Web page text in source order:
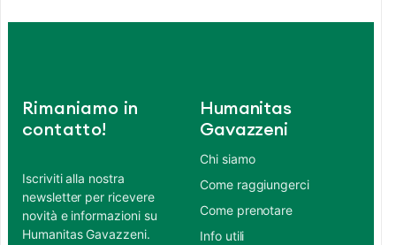
Rimaniamo in
contatto!
Iscriviti alla nostra
newsletter per ricevere
novità e informazioni su
Humanitas Gavazzeni.
Humanitas
Gavazzeni
Chi siamo
Come raggiungerci
Come prenotare
Info utili